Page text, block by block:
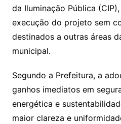
da Iluminação Pública
execução do projeto sem
destinados a outras áreas
municipal.
Segundo a Prefeitura, a
ganhos imediatos em
energética e
maior clareza e